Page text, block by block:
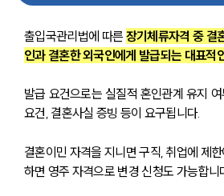
출입국관리법에 따른 장기체류자격 중
인과 결혼한 외국인에게 발급되는 대표적
발급 요건으로는 실질적 혼인관계 유지
요건, 결혼사실 증빙 등이 요구됩니다.
결혼이민 자격을 지니면 구직, 취업에 제
하면 영주 자격으로 변경 신청도 가능합니